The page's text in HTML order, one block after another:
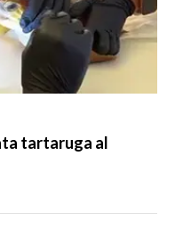
tartaruga al